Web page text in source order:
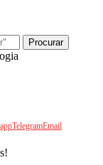
Procurar
TelegramEmail